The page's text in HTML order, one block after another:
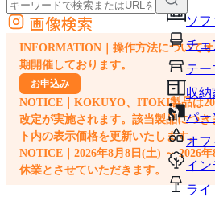
ソフ
チェ
テー
収納
パー
オフ
イン
ライ
外部サイトの商品をカートに追加
他のサイトで見つけた商品ページのURLを貼り付けて、カー
画像検索
INFORMATION｜操作方法について
期開催しております。
お申込み
NOTICE｜KOKUYO、ITOKI製品は
改定が実施されます。該当製品につ
ト内の表示価格を更新いたします。
NOTICE｜2026年8月8日(土) ～ 2026
休業とさせていただきます。